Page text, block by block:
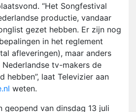
“Het Songfestival
productie, vandaar
gezet hebben. Er zijn nog
in het reglement
afleveringen), maar anders
tv-makers de
hebben”, laat Televizier aan
weten.
geopend van dinsdag 13 juli